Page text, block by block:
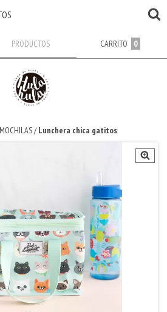
PRODUCTOS CARRITO 0
/ Lunchera chica gatitos